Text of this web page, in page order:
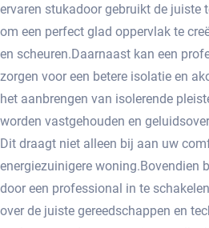
ervaren stukadoor gebruikt de juiste
om een perfect glad oppervlak te
en scheuren.​ Daarnaast kan een
zorgen voor een betere isolatie en
het aanbrengen van isolerende
worden vastgehouden en
Dit draagt niet alleen bij aan uw
energiezuinigere woning.​ Bovendien
door een professional in te
over de juiste gereedschappen en